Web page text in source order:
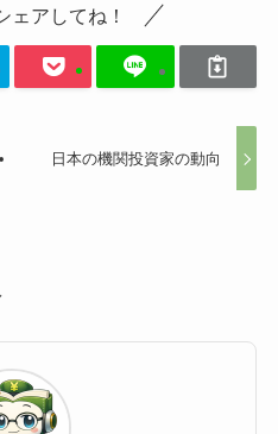
ェアしてね！
日本の機関投資家の動向